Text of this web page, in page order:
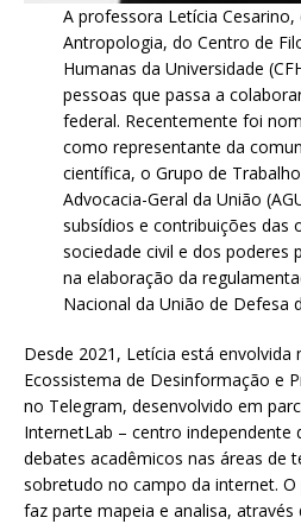
A professora Letícia
Antropologia, do Centro de
Humanas da Universidade
pessoas que passa a
federal. Recentemente foi
como representante da
científica, o Grupo de
Advocacia-Geral da União
subsídios e contribuições das
sociedade civil e dos poderes
na elaboração da
Nacional da União de Defesa
Desde 2021, Letícia está
Ecossistema de Desinformação e
no Telegram, desenvolvido em
InternetLab – centro independente
debates acadêmicos nas áreas de
sobretudo no campo da internet.
faz parte mapeia e analisa,